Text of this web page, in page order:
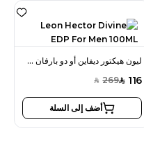
ليون هيكتور ديفاين أو دو بارفان 100 مل للرجال
SAR 116
SAR 269
أضف إلى السلة